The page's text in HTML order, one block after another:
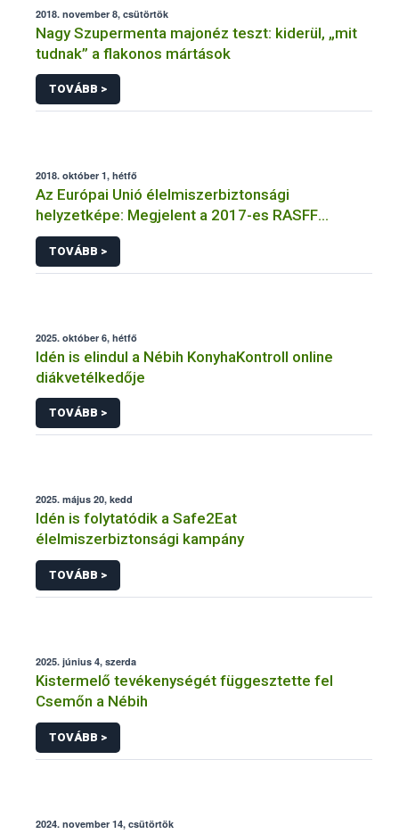
2018. november 8, csütörtök
Nagy Szupermenta majonéz teszt: kiderül, „mit
tudnak” a flakonos mártások
TOVÁBB >
2018. október 1, hétfő
Az Európai Unió élelmiszerbiztonsági
helyzetképe: Megjelent a 2017-es RASFF
jelentés
TOVÁBB >
2025. október 6, hétfő
Idén is elindul a Nébih KonyhaKontroll online
diákvetélkedője
TOVÁBB >
2025. május 20, kedd
Idén is folytatódik a Safe2Eat
élelmiszerbiztonsági kampány
TOVÁBB >
2025. június 4, szerda
Kistermelő tevékenységét függesztette fel
Csemőn a Nébih
TOVÁBB >
2024. november 14, csütörtök